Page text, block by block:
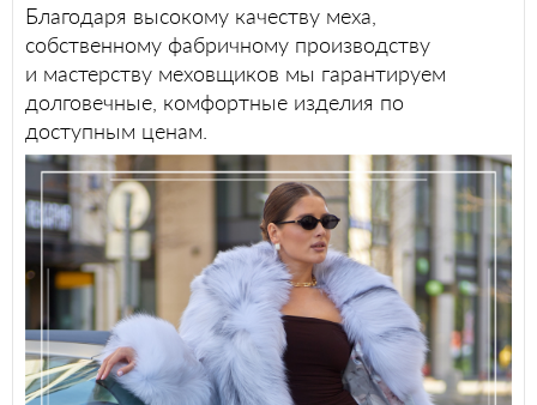
Благодаря высокому качеству меха,
собственному фабричному производству
и мастерству меховщиков мы гарантируем
долговечные, комфортные изделия по
доступным ценам.